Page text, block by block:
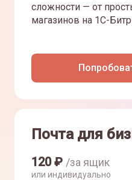
сложности — от
магазинов на 1С-
Почта для
120₽ /за ящик
или индивидуально